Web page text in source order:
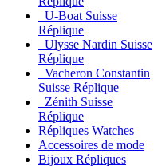
U-Boat Suisse
Réplique
Ulysse Nardin Suisse
Réplique
Vacheron Constantin
Suisse Réplique
Zénith Suisse
Réplique
Répliques Watches
Accessoires de mode
Bijoux Répliques